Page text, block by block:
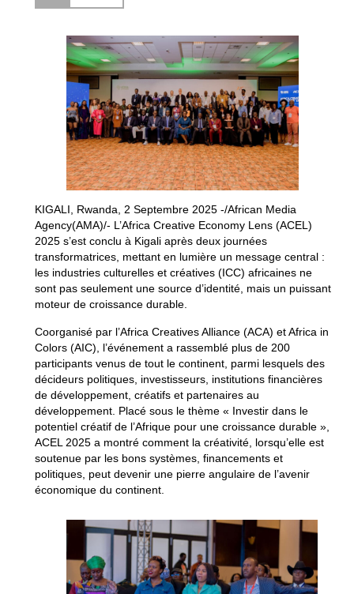
KIGALI, Rwanda, 2 Septembre 2025 -/African Media
Agency(AMA)/- L’Africa Creative Economy Lens (ACEL)
2025 s’est conclu à Kigali après deux journées
transformatrices, mettant en lumière un message central :
les industries culturelles et créatives (ICC) africaines ne
sont pas seulement une source d’identité, mais un puissant
moteur de croissance durable.
Coorganisé par l’Africa Creatives Alliance (ACA) et Africa in
Colors (AIC), l’événement a rassemblé plus de 200
participants venus de tout le continent, parmi lesquels des
décideurs politiques, investisseurs, institutions financières
de développement, créatifs et partenaires au
développement. Placé sous le thème « Investir dans le
potentiel créatif de l’Afrique pour une croissance durable »,
ACEL 2025 a montré comment la créativité, lorsqu’elle est
soutenue par les bons systèmes, financements et
politiques, peut devenir une pierre angulaire de l’avenir
économique du continent.